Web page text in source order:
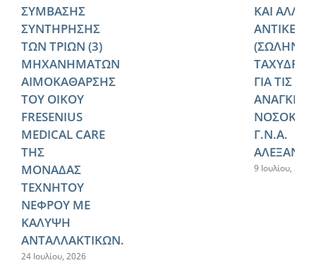
ΣΥΜΒΑΣΗΣ
ΣΥΝΤΗΡΗΣΗΣ
ΤΩΝ ΤΡΙΩΝ (3)
ΜΗΧΑΝΗΜΑΤΩΝ
ΑΙΜΟΚΑΘΑΡΣΗΣ
ΤΟΥ ΟΙΚΟΥ
FRESENIUS
MEDICAL CARE
ΤΗΣ
ΜΟΝΑΔΑΣ
ΤΕΧΝΗΤΟΥ
ΝΕΦΡΟΥ ΜΕ
ΚΑΛΥΨΗ
ΑΝΤΑΛΛΑΚΤΙΚΩΝ.
24 Ιουλίου, 2026
ΚΑΙ
ΓΙΑ ΤΙΣ
ΑΝΑΓΚΕΣ
Γ.Ν.Α.
9 Ιουλίου, 2026